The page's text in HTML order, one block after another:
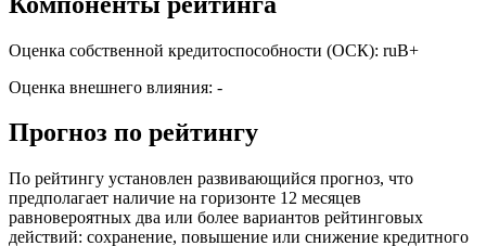
Оценка собственной кредитоспособности (ОСК): ruB+
Оценка внешнего влияния: -
Прогноз по рейтингу
По рейтингу установлен развивающийся прогноз, что
предполагает наличие на горизонте 12 месяцев
равновероятных два или более вариантов рейтинговых
действий: сохранение, повышение или снижение кредитного